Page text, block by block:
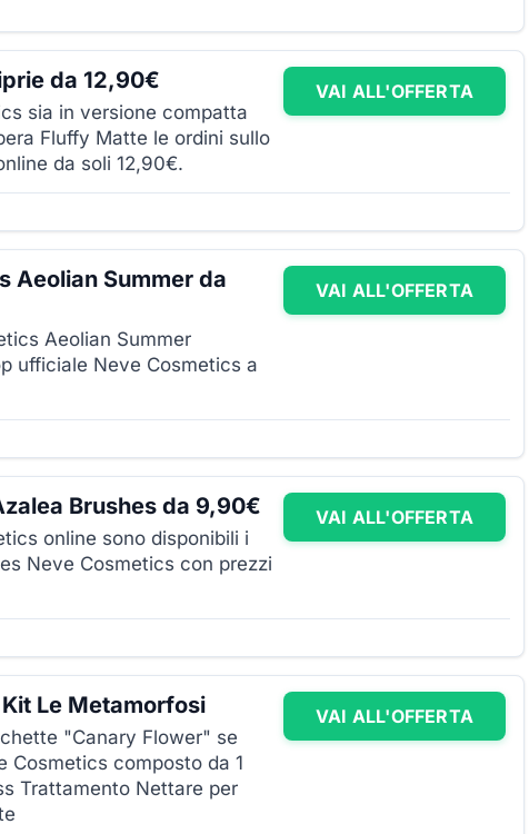
da 12,90€
sia in versione compatta
Fluffy Matte le ordini sullo
da soli 12,90€.
VAI ALL'OFFERTA
Aeolian Summer da
Aeolian Summer
ufficiale Neve Cosmetics a
VAI ALL'OFFERTA
Brushes da 9,90€
online sono disponibili i
Neve Cosmetics con prezzi
VAI ALL'OFFERTA
Le Metamorfosi
"Canary Flower" se
Cosmetics composto da 1
Trattamento Nettare per
VAI ALL'OFFERTA